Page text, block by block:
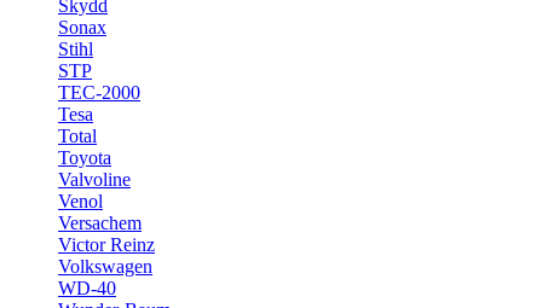
Skydd
Sonax
Stihl
STP
TEC-2000
Tesa
Total
Toyota
Valvoline
Venol
Versachem
Victor Reinz
Volkswagen
WD-40